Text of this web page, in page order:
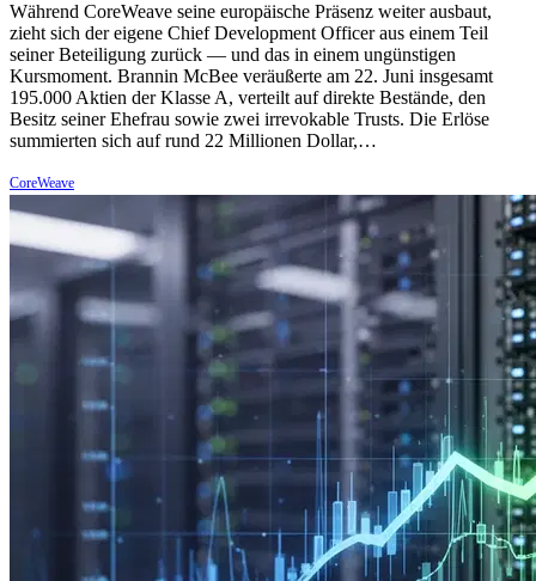
Während CoreWeave seine europäische Präsenz weiter ausbaut,
zieht sich der eigene Chief Development Officer aus einem Teil
seiner Beteiligung zurück — und das in einem ungünstigen
Kursmoment. Brannin McBee veräußerte am 22. Juni insgesamt
195.000 Aktien der Klasse A, verteilt auf direkte Bestände, den
Besitz seiner Ehefrau sowie zwei irrevokable Trusts. Die Erlöse
summierten sich auf rund 22 Millionen Dollar,…
CoreWeave